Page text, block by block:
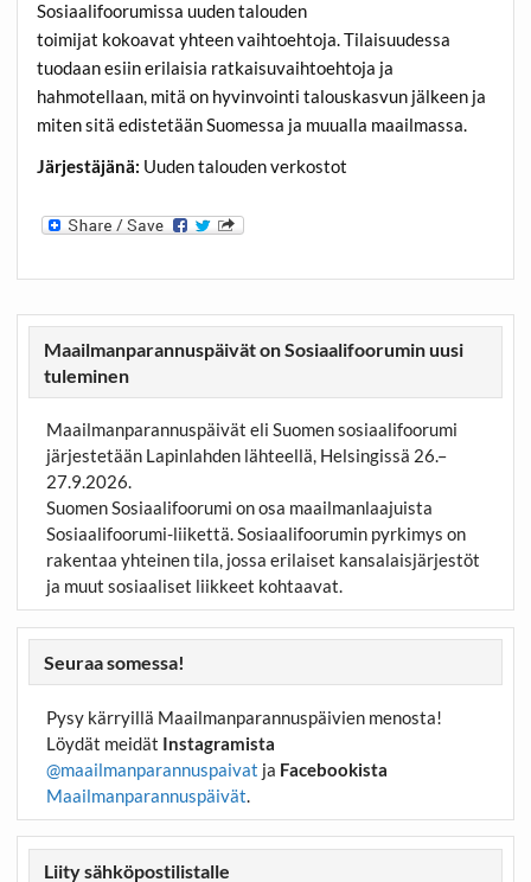
Sosiaalifoorumissa uuden talouden
toimijat kokoavat yhteen vaihtoehtoja. Tilaisuudessa
tuodaan esiin erilaisia ratkaisuvaihtoehtoja ja
hahmotellaan, mitä on hyvinvointi talouskasvun jälkeen ja
miten sitä edistetään Suomessa ja muualla maailmassa.
Järjestäjänä: Uuden talouden verkostot
Maailmanparannuspäivät on Sosiaalifoorumin uusi
tuleminen
Maailmanparannuspäivät eli Suomen sosiaalifoorumi
järjestetään Lapinlahden lähteellä, Helsingissä 26.–
27.9.2026.
Suomen Sosiaalifoorumi on osa maailmanlaajuista
Sosiaalifoorumi-liikettä. Sosiaalifoorumin pyrkimys on
rakentaa yhteinen tila, jossa erilaiset kansalaisjärjestöt
ja muut sosiaaliset liikkeet kohtaavat.
Seuraa somessa!
Pysy kärryillä Maailmanparannuspäivien menosta!
Löydät meidät Instagramista
@maailmanparannuspaivat ja Facebookista
Maailmanparannuspäivät.
Liity sähköpostilistalle